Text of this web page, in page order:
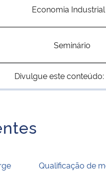
Economia
Seminário
Divulgue este conteúdo:
Qualificação de